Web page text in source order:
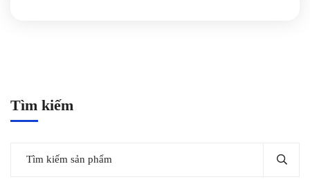
Tìm kiếm